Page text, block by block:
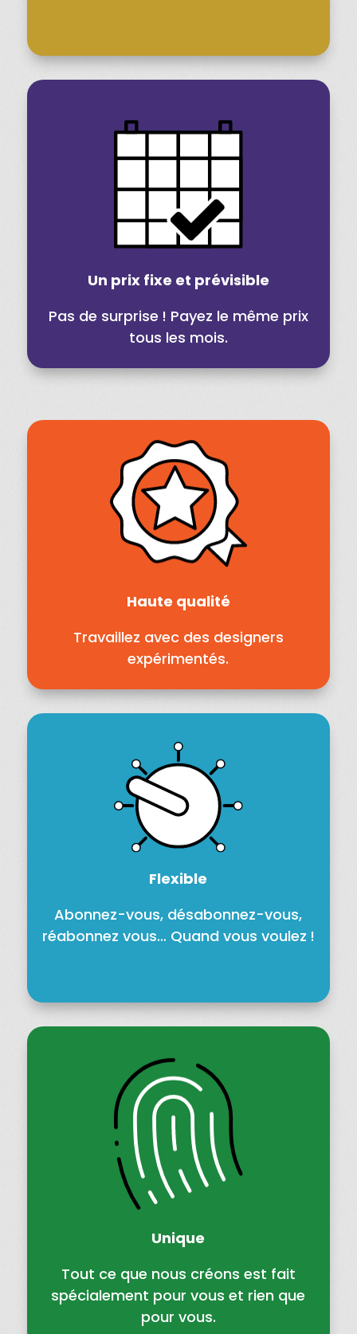
Un prix fixe et prévisible
Pas de surprise ! Payez le même prix
tous les mois.
Haute qualité
Travaillez avec des designers
expérimentés.
Flexible
Abonnez-vous, désabonnez-vous,
réabonnez vous… Quand vous voulez !
Unique
Tout ce que nous créons est fait
spécialement pour vous et rien que
pour vous.